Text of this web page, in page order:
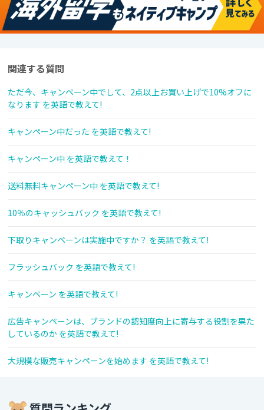
関連する質問
ただ今、キャンペーン中でして、2点以上お買い上げで10%オフに
なります を英語で教えて!
キャンペーン中だった を英語で教えて!
キャンペーン中 を英語で教えて！
送料無料キャンペーン中 を英語で教えて!
10％のキャッシュバック を英語で教えて!
下取りキャンペーンは実施中ですか？ を英語で教えて!
フラッシュバック を英語で教えて!
キャンペーン を英語で教えて!
広告キャンペーンは、ブランドの認知度向上に寄与する役割を果た
しているのか を英語で教えて!
大規模な販売キャンペーンを始めます を英語で教えて!